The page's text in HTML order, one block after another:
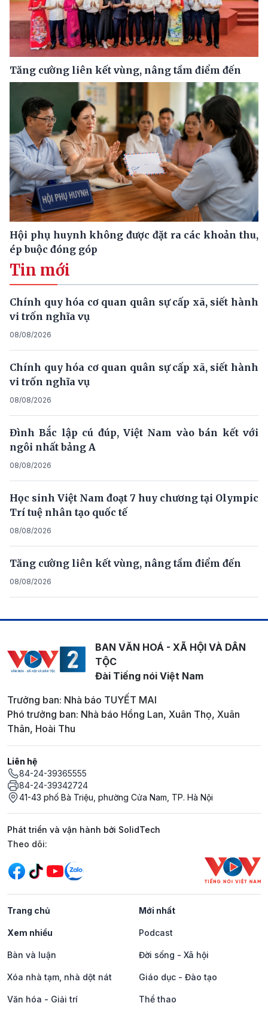
Tăng cường liên kết vùng, nâng tầm điểm đến
Hội phụ huynh không được đặt ra các khoản thu,
ép buộc đóng góp
Tin mới
Chính quy hóa cơ quan quân sự cấp xã, siết hành
vi trốn nghĩa vụ
08/08/2026
Chính quy hóa cơ quan quân sự cấp xã, siết hành
vi trốn nghĩa vụ
08/08/2026
Đình Bắc lập cú đúp, Việt Nam vào bán kết với
ngôi nhất bảng A
08/08/2026
Học sinh Việt Nam đoạt 7 huy chương tại Olympic
Trí tuệ nhân tạo quốc tế
08/08/2026
Tăng cường liên kết vùng, nâng tầm điểm đến
08/08/2026
BAN VĂN HOÁ - XÃ HỘI VÀ DÂN
TỘC
Đài Tiếng nói Việt Nam
Trưởng ban: Nhà báo TUYẾT MAI
Phó trưởng ban: Nhà báo Hồng Lan, Xuân Thọ, Xuân
Thân, Hoài Thu
Liên hệ
84-24-39365555
84-24-39342724
41-43 phố Bà Triệu, phường Cửa Nam, TP. Hà Nội
Phát triển và vận hành bởi SolidTech
Mạng xã hội
Theo dõi:
Trang chủ Mới nhất
Xem nhiều Podcast
Bàn và luận Đời sống - Xã hội
Xóa nhà tạm, nhà dột nát Giáo dục - Đào tạo
Văn hóa - Giải trí Thể thao